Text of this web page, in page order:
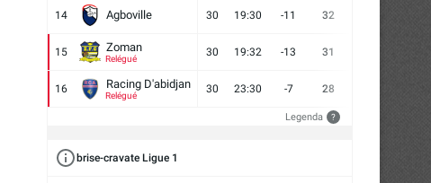
14 Agboville 30 19:30 -11 32
15 Zoman
Relégué
30 19:32 -13 31
16 Racing D'abidjan
Relégué
30 23:30 -7 28
Legenda ?
brise-cravate Ligue 1